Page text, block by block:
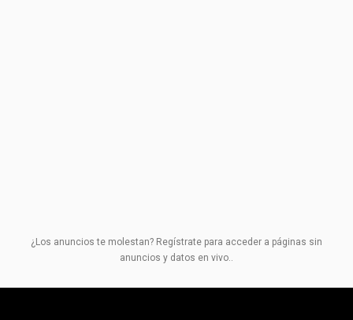
¿Los anuncios te molestan? Regístrate para acceder a páginas sin
anuncios y datos en vivo..